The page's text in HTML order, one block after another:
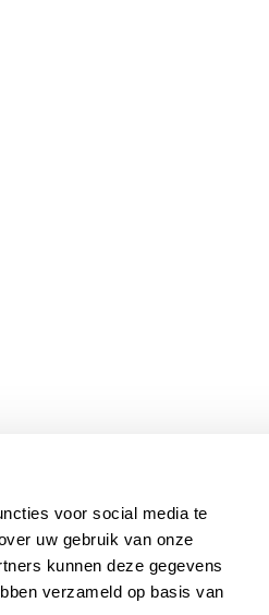
voor social media te
uw gebruik van onze
kunnen deze gegevens
verzameld op basis van